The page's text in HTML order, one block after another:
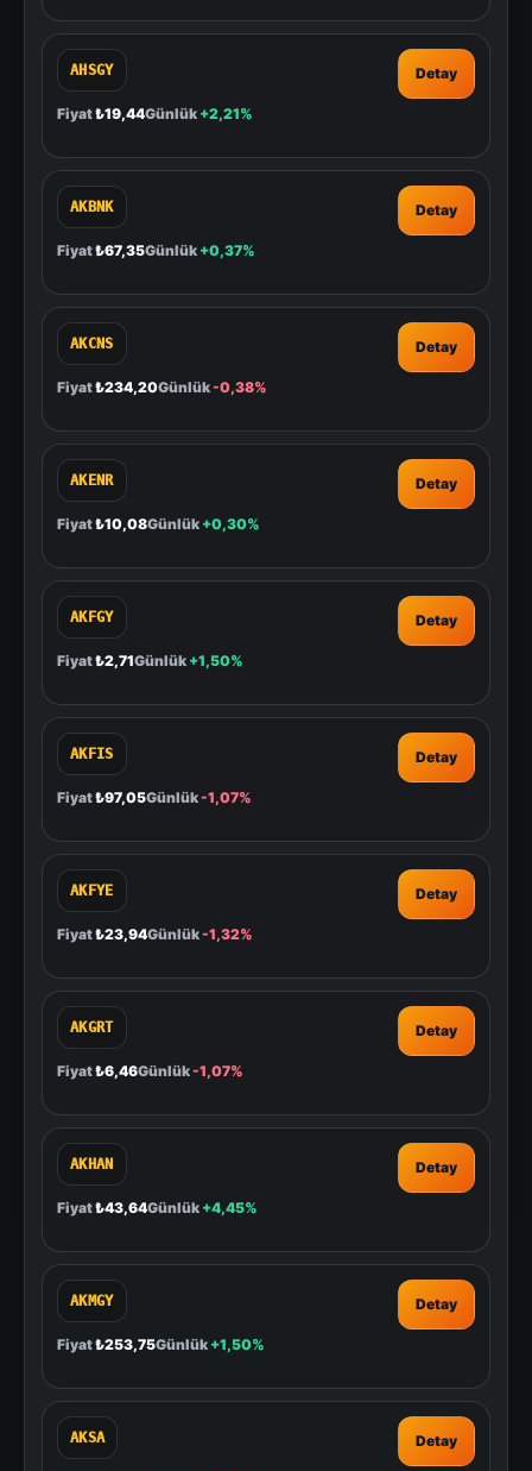
AHSGY
Fiyat₺19,44Günlük +2,21%
Detay
AKBNK
Fiyat₺67,35Günlük +0,37%
Detay
AKCNS
Fiyat₺234,20Günlük-0,38%
Detay
AKENR
Fiyat₺10,08Günlük +0,30%
Detay
AKFGY
Fiyat₺2,71Günlük +1,50%
Detay
AKFIS
Fiyat₺97,05Günlük-1,07%
Detay
AKFYE
Fiyat₺23,94Günlük-1,32%
Detay
AKGRT
Fiyat₺6,46Günlük-1,07%
Detay
AKHAN
Fiyat₺43,64Günlük +4,45%
Detay
AKMGY
Fiyat₺253,75Günlük +1,50%
Detay
AKSA Detay